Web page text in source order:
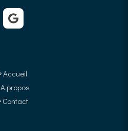
Accueil
A propos
Contact